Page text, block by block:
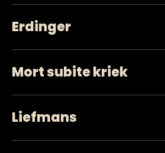
Erdinger
Mort subite kriek
Liefmans